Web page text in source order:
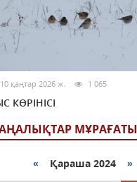
10 қаңтар 2026 ж. 1 065
КӨРІНІСІ
МҰРАҒАТЫ
« Қараша 2024 »